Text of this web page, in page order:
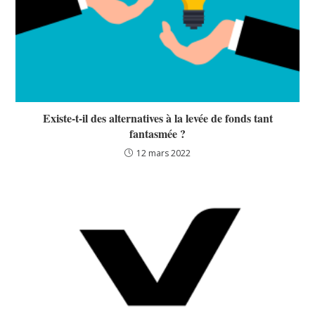
Existe-t-il des alternatives à la levée de fonds tant
fantasmée ?
12 mars 2022